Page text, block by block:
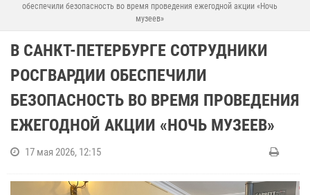
обеспечили безопасность во время проведения ежегодной акции «Ночь
музеев»
В САНКТ-ПЕТЕРБУРГЕ СОТРУДНИКИ
РОСГВАРДИИ ОБЕСПЕЧИЛИ
БЕЗОПАСНОСТЬ ВО ВРЕМЯ ПРОВЕДЕНИЯ
ЕЖЕГОДНОЙ АКЦИИ «НОЧЬ МУЗЕЕВ»
17 мая 2026, 12:15